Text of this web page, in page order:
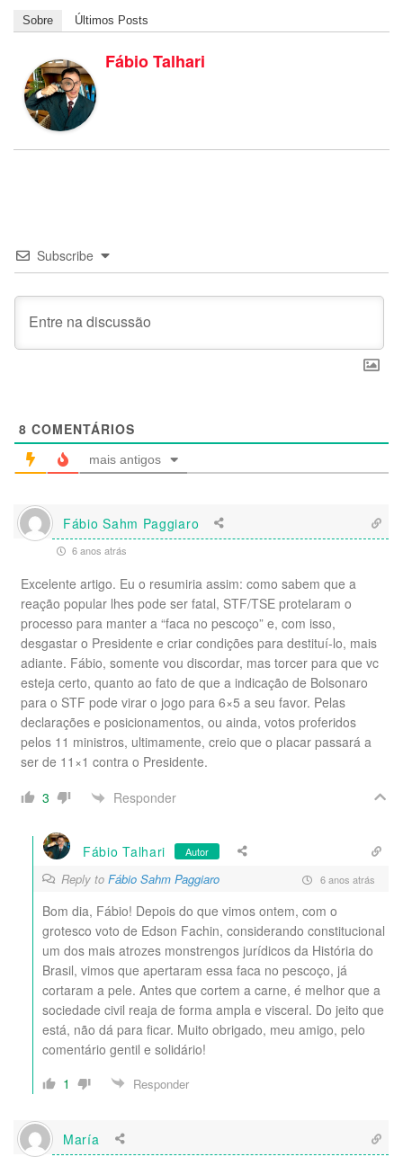
Sobre Últimos Posts
Fábio Talhari
Subscribe
8 COMENTÁRIOS
mais antigos
Fábio Sahm Paggiaro
6 anos atrás
Excelente artigo. Eu o resumiria assim: como sabem que a
reação popular lhes pode ser fatal, STF/TSE protelaram o
processo para manter a “faca no pescoço” e, com isso,
desgastar o Presidente e criar condições para destituí-lo, mais
adiante. Fábio, somente vou discordar, mas torcer para que vc
esteja certo, quanto ao fato de que a indicação de Bolsonaro
para o STF pode virar o jogo para 6×5 a seu favor. Pelas
declarações e posicionamentos, ou ainda, votos proferidos
pelos 11 ministros, ultimamente, creio que o placar passará a
ser de 11×1 contra o Presidente.
3
Responder
Fábio Talhari Autor
Reply to Fábio Sahm Paggiaro 6 anos atrás
Bom dia, Fábio! Depois do que vimos ontem, com o
grotesco voto de Edson Fachin, considerando constitucional
um dos mais atrozes monstrengos jurídicos da História do
Brasil, vimos que apertaram essa faca no pescoço, já
cortaram a pele. Antes que cortem a carne, é melhor que a
sociedade civil reaja de forma ampla e visceral. Do jeito que
está, não dá para ficar. Muito obrigado, meu amigo, pelo
comentário gentil e solidário!
1
Responder
María